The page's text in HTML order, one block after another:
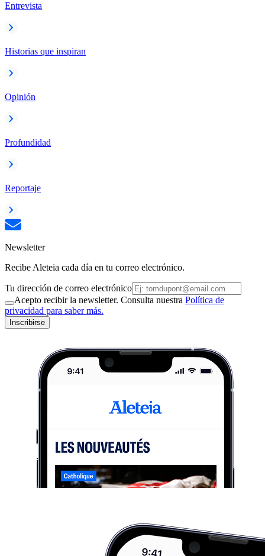
Entrevista
Historias que inspiran
Opinión
Profundidad
Reportaje
Newsletter
Recibe Aleteia cada día en tu correo electrónico.
Tu dirección de correo electrónico
Acepto recibir la newsletter. Consulta nuestra Política de
privacidad para saber más.
Inscribirse